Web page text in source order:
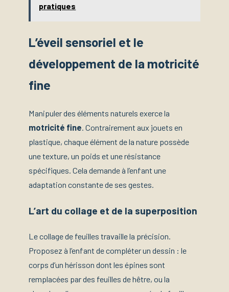
pratiques
L’éveil sensoriel et le
développement de la motricité
fine
Manipuler des éléments naturels exerce la
motricité fine. Contrairement aux jouets en
plastique, chaque élément de la nature possède
une texture, un poids et une résistance
spécifiques. Cela demande à l’enfant une
adaptation constante de ses gestes.
L’art du collage et de la superposition
Le collage de feuilles travaille la précision.
Proposez à l’enfant de compléter un dessin : le
corps d’un hérisson dont les épines sont
remplacées par des feuilles de hêtre, ou la